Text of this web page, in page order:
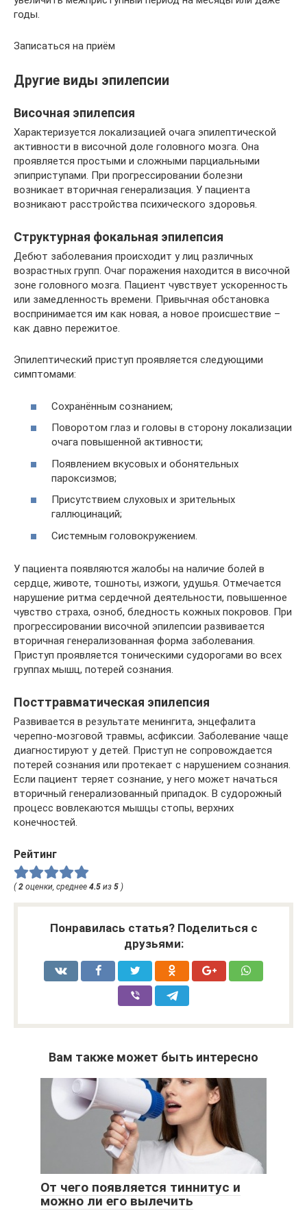
годы.
Записаться на приём
Другие виды эпилепсии
Височная эпилепсия
Характеризуется локализацией очага эпилептической
активности в височной доле головного мозга. Она
проявляется простыми и сложными парциальными
эпиприступами. При прогрессировании болезни
возникает вторичная генерализация. У пациента
возникают расстройства психического здоровья.
Структурная фокальная эпилепсия
Дебют заболевания происходит у лиц различных
возрастных групп. Очаг поражения находится в височной
зоне головного мозга. Пациент чувствует ускоренность
или замедленность времени. Привычная обстановка
воспринимается им как новая, а новое происшествие –
как давно пережитое.
Эпилептический приступ проявляется следующими
симптомами:
Сохранённым сознанием;
Поворотом глаз и головы в сторону локализации
очага повышенной активности;
Появлением вкусовых и обонятельных
пароксизмов;
Присутствием слуховых и зрительных
галлюцинаций;
Системным головокружением.
У пациента появляются жалобы на наличие болей в
сердце, животе, тошноты, изжоги, удушья. Отмечается
нарушение ритма сердечной деятельности, повышенное
чувство страха, озноб, бледность кожных покровов. При
прогрессировании височной эпилепсии развивается
вторичная генерализованная форма заболевания.
Приступ проявляется тоническими судорогами во всех
группах мышц, потерей сознания.
Посттравматическая эпилепсия
Развивается в результате менингита, энцефалита
черепно-мозговой травмы, асфиксии. Заболевание чаще
диагностируют у детей. Приступ не сопровождается
потерей сознания или протекает с нарушением сознания.
Если пациент теряет сознание, у него может начаться
вторичный генерализованный припадок. В судорожный
процесс вовлекаются мышцы стопы, верхних
конечностей.
Рейтинг
(2 оценки, среднее 4.5 из 5 )
Понравилась статья? Поделиться с
друзьями:
Вам также может быть интересно
От чего появляется тиннитус и
можно ли его вылечить